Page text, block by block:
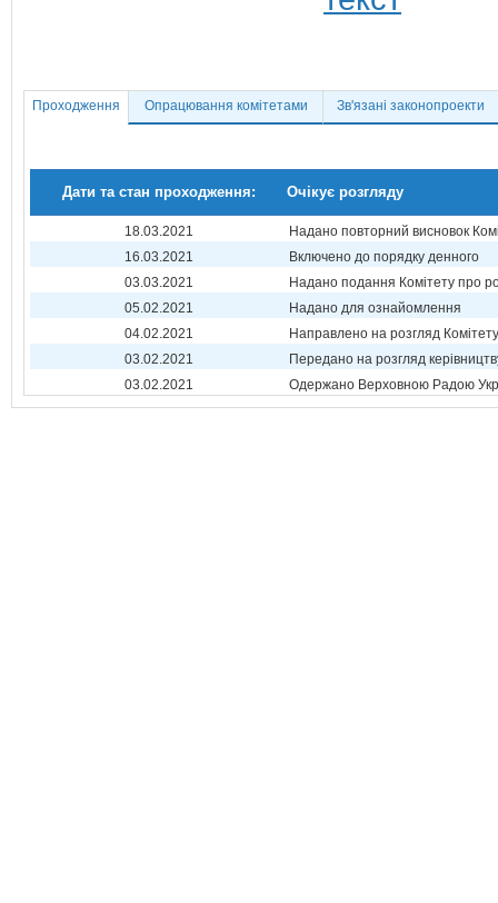
Проходження Опрацювання комітетами Зв'язані законопроекти
Дати та стан проходження: Очікує розгляду
18.03.2021
Надано повторний висновок
16.03.2021
Включено до порядку денного
03.03.2021
Надано подання Комітету про
05.02.2021
Надано для ознайомлення
04.02.2021
Направлено на розгляд Комітету
03.02.2021
Передано на розгляд
03.02.2021
Одержано Верховною Радою